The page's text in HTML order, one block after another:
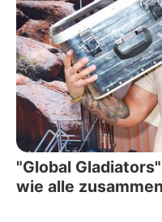
"Global
wie alle zusammen